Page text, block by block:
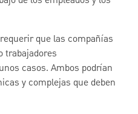
que las compañías
trabajadores
casos. Ambos podrían
y complejas que deben